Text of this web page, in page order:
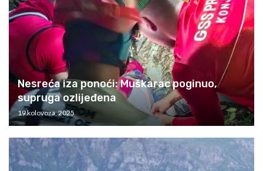
Nesreća iza ponoći: Muškarac poginuo,
supruga ozlijeđena
19 kolovoza, 2025